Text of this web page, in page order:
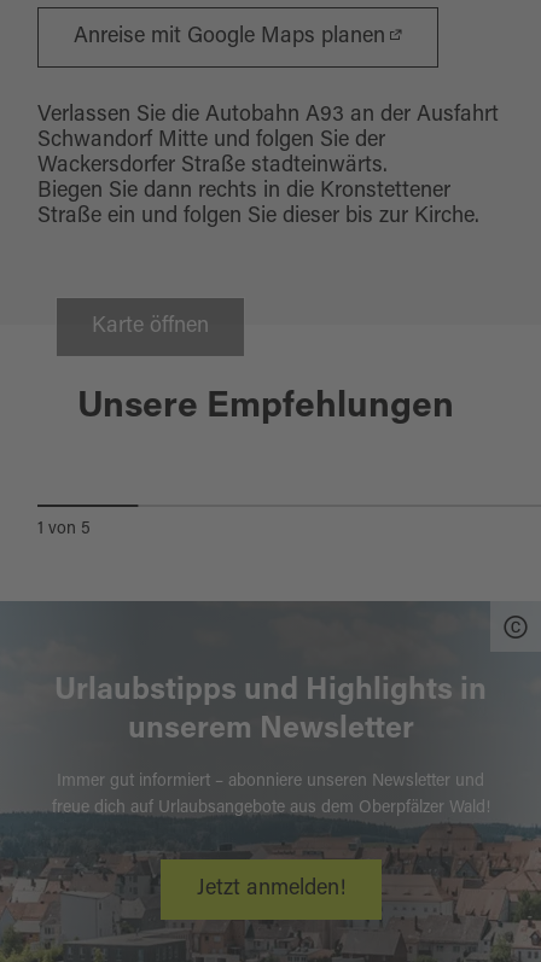
Anreise mit Google Maps planen
Verlassen Sie die Autobahn A93 an der Ausfahrt
Schwandorf Mitte und folgen Sie der
Wackersdorfer Straße stadteinwärts.
Biegen Sie dann rechts in die Kronstettener
Straße ein und folgen Sie dieser bis zur Kirche.
Karte öffnen
Unsere Empfehlungen
Schwandorf
1 von 5
Urlaubstipps und Highlights in
unserem Newsletter
Immer gut informiert – abonniere unseren Newsletter und
freue dich auf Urlaubsangebote aus dem Oberpfälzer Wald!
Jetzt anmelden!